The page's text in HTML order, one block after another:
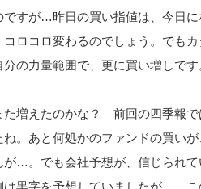
すが…昨日の買い指値は、今日に
ロコロ変わるのでしょう。でもカ
の力量範囲で、更に買い増しです
た増えたのかな？ 前回の四季報で
。あと何処かのファンドの買いが
…。でも会社予想が、信じられて
は黒字を予想していましたが…、こ